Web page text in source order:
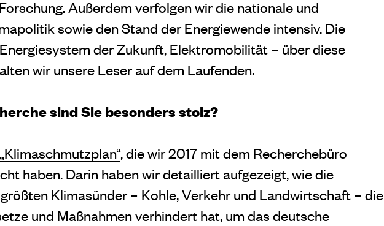
Außerdem verfolgen wir die nationale und
sowie den Stand der Energiewende intensiv. Die
der Zukunft, Elektromobilität – über diese
wir unsere Leser auf dem Laufenden.
sind Sie besonders stolz?
, die wir 2017 mit dem Recherchebüro
haben. Darin haben wir detailliert aufgezeigt, wie die
Klimasünder – Kohle, Verkehr und Landwirtschaft – die
und Maßnahmen verhindert hat, um das deutsche